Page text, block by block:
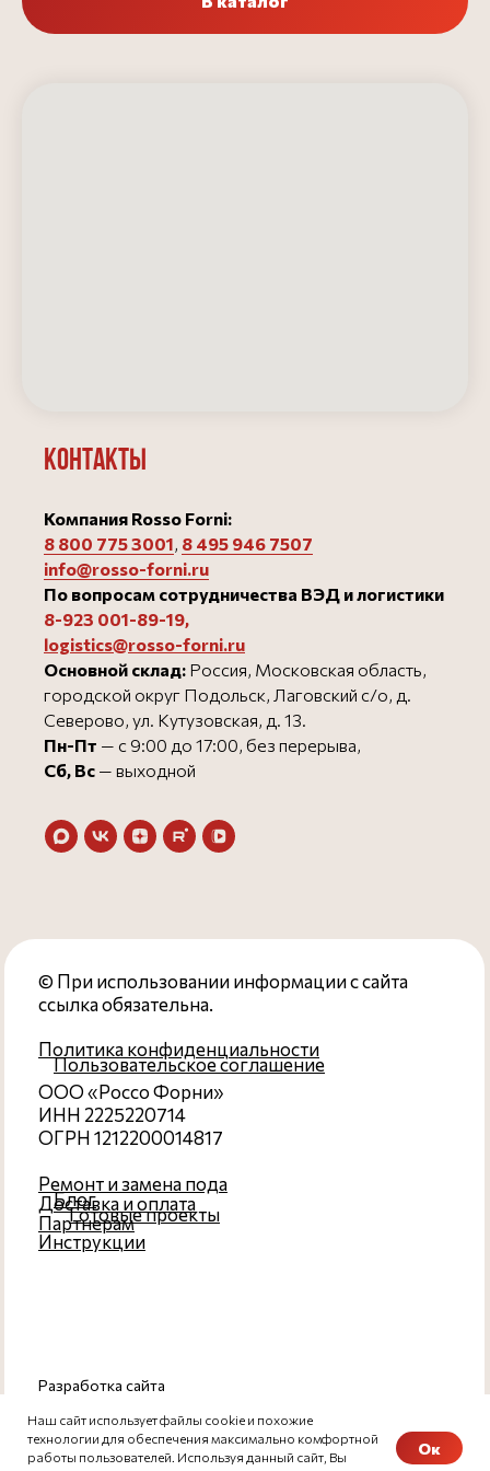
Контакты
Компания Rosso Forni:
8 800 775 3001, 8 495 946 7507
info@rosso-forni.ru
По вопросам сотрудничества ВЭД и логистики
8-923 001-89-19,
logistics@rosso-forni.ru
Основной склад: Россия, Московская область,
городской округ Подольск, Лаговский с/о, д.
Северово, ул. Кутузовская, д. 13.
Пн-Пт — с 9:00 до 17:00, без перерыва,
Сб, Вс — выходной
Наш сайт использует файлы cookie и похожие
технологии для обеспечения максимально комфортной
работы пользователей. Используя данный сайт, Вы
Ок